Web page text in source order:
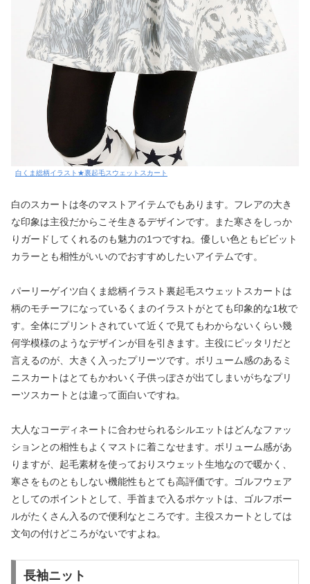
白くま総柄イラスト★裏起毛スウェットスカート
白のスカートは冬のマストアイテムでもあります。フレアの大き
な印象は主役だからこそ生きるデザインです。また寒さをしっか
りガードしてくれるのも魅力の1つですね。優しい色ともビビット
カラーとも相性がいいのでおすすめしたいアイテムです。
パーリーゲイツ白くま総柄イラスト裏起毛スウェットスカートは
柄のモチーフになっているくまのイラストがとても印象的な1枚で
す。全体にプリントされていて近くで見てもわからないくらい幾
何学模様のようなデザインが目を引きます。主役にピッタリだと
言えるのが、大きく入ったプリーツです。ボリューム感のあるミ
ニスカートはとてもかわいく子供っぽさが出てしまいがちなプリ
ーツスカートとは違って面白いですね。
大人なコーディネートに合わせられるシルエットはどんなファッ
ションとの相性もよくマストに着こなせます。ボリューム感があ
りますが、起毛素材を使っておりスウェット生地なので暖かく、
寒さをものともしない機能性もとても高評価です。ゴルフウェア
としてのポイントとして、手首まで入るポケットは、ゴルフボー
ルがたくさん入るので便利なところです。主役スカートとしては
文句の付けどころがないですよね。
長袖ニット